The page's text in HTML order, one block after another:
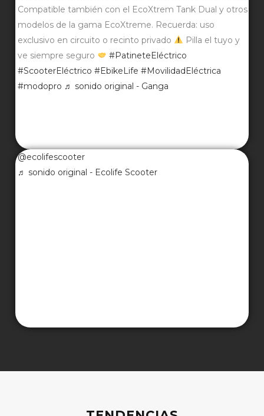
Compatible también con el EcoXtrem Tank Dual y otros
modelos de la gama EcoXtreme. Recuerda: uso
exclusivo en circuito o recinto privado
Pilla el tuyo y
ve siempre seguro
#PatineteEléctrico
#ScooterEléctrico #EbikeLife #MovilidadEléctrica
#modopro ♬ sonido original - Ganga
@ecolifescooter
♬ sonido original - Ecolife Scooter